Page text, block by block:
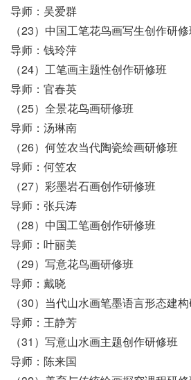
导师：吴爱群
（23）中国工笔花鸟画写生创作研
导师：钱玲萍
（24）工笔画主题性创作研修班
导师：官春英
（25）全景花鸟画研修班
导师：汤琳南
（26）何笠农当代陶瓷绘画研修班
导师：何笠农
（27）彩墨岩石画创作研修班
导师：张兵涛
（28）中国工笔画创作研修班
导师：叶丽美
（29）写意花鸟画研修班
导师：戴晓
（30）当代山水画笔墨语言形态建
导师：王静芳
（31）写意山水画主题创作研修班
导师：陈来国